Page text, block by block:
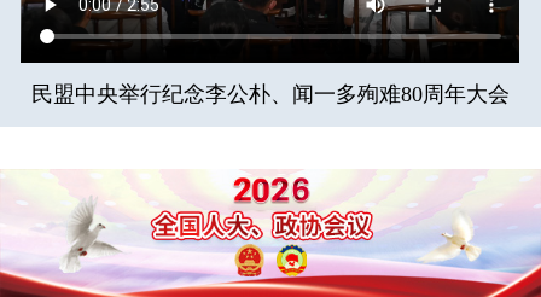
民盟中央举行纪念李公朴、闻一多殉难80周年大会